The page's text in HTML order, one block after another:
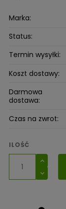
Marka:
Status:
Termin wysyłki:
Koszt dostawy:
Darmowa
dostawa:
Czas na zwrot:
ILOŚĆ